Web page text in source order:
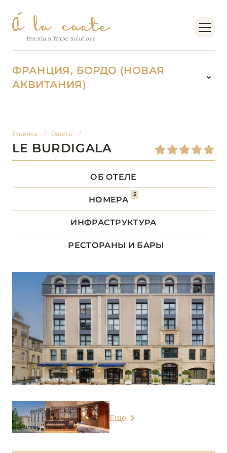
ФРАНЦИЯ, БОРДО (НОВАЯ
АКВИТАНИЯ)
БОРДО (НОВАЯ
АКВИТАНИЯ)
Hôtel Chais Monnet & Spa
Hôtel Le B d'Arcachon
Hôtel Thalazur Saint-Jean-de-Luz
Le Burdigala
Le Cœur du Ferret
Le Garage Biarritz
Les Bords du Lac
Les Sources de Caudalie
Régina Experimental Biarritz
Thalazur Arcachon – La Résidence
Главная / Отели /
LE BURDIGALA
ОБ ОТЕЛЕ
НОМЕРА
5
ИНФРАСТРУКТУРА
РЕСТОРАНЫ И БАРЫ
Еще